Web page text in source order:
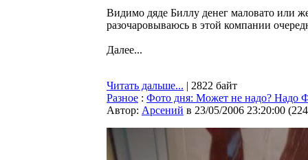
Видимо дяде Биллу денег маловато или
разочаровываюсь в этой компании
Далее...
Читать дальше... | 2822 байт
Разное : Фото дня: Может не надо? Надо
Автор: Арсений в 23/05/2006 23:20:00 (